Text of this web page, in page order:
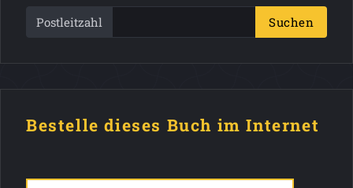
Postleitzahl Suchen
Bestelle dieses Buch im Internet